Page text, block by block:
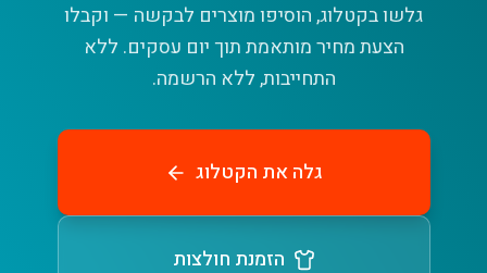
גלשו בקטלוג, הוסיפו מוצרים לבקשה — וקבלו
הצעת מחיר מותאמת תוך יום עסקים. ללא
התחייבות, ללא הרשמה.
גלה את הקטלוג
הזמנת חולצות